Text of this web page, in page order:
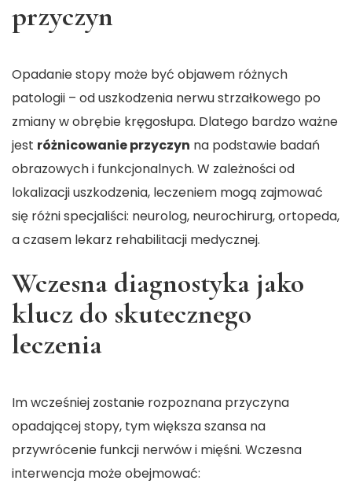
przyczyn
Opadanie stopy może być objawem różnych
patologii – od uszkodzenia nerwu strzałkowego po
zmiany w obrębie kręgosłupa. Dlatego bardzo ważne
jest różnicowanie przyczyn na podstawie badań
obrazowych i funkcjonalnych. W zależności od
lokalizacji uszkodzenia, leczeniem mogą zajmować
się różni specjaliści: neurolog, neurochirurg, ortopeda,
a czasem lekarz rehabilitacji medycznej.
Wczesna diagnostyka jako
klucz do skutecznego
leczenia
Im wcześniej zostanie rozpoznana przyczyna
opadającej stopy, tym większa szansa na
przywrócenie funkcji nerwów i mięśni. Wczesna
interwencja może obejmować: